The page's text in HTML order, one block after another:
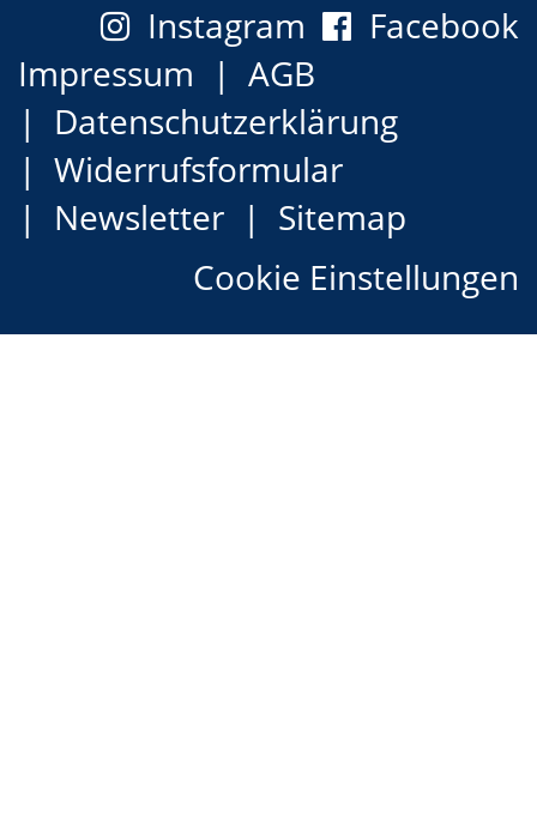
Facebook
Instagram
Impressum
AGB
Datenschutzerklärung
Widerrufsformular
Newsletter
Sitemap
Cookie Einstellungen